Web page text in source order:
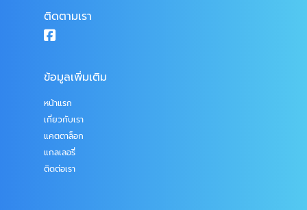
ติดตามเรา
ข้อมูลเพิ่มเติม
หน้าแรก
เกี่ยวกับเรา
แคตตาล็อก
แกลเลอรี่
ติดต่อเรา